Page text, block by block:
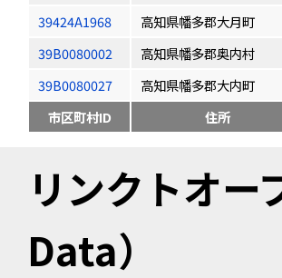
39424A1968
高知県幡多郡大月町
39B0080002
高知県幡多郡奥内村
39B0080027
高知県幡多郡大内町
市区町村ID
住所
リンクトオ
Data）